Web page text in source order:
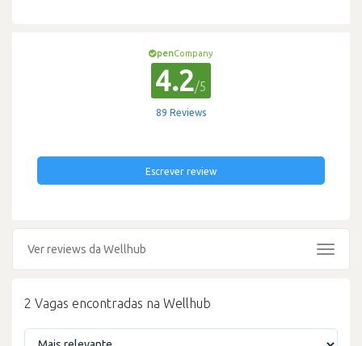
penCompany
4.2/5
89 Reviews
Escrever review
Ver reviews da Wellhub
Toggle
2 Vagas encontradas na Wellhub